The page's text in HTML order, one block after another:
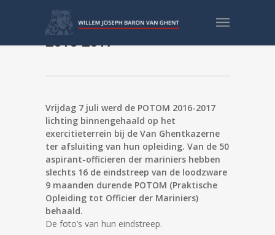
Foto’s binnenkomst POTOM
2016-2017
Vrijdag 7 juli werd de POTOM 2016-2017
lichting binnengehaald op het
exercitieterrein bij de Van Ghentkazerne
ter afsluiting van hun opleiding. Van de 50
aspirant-officieren der mariniers hebben
slechts 16 de eindstreep van de loodzware
9 maanden durende POTOM (Praktische
Opleiding tot Officier der Mariniers)
behaald.
De foto’s van hun eindstreep.